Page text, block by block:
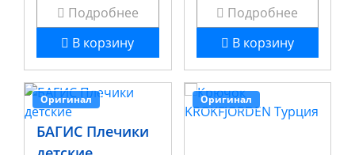
Подробнее
В корзину
Подробнее
В корзину
Оригинал
БАГИС Плечики
Оригинал